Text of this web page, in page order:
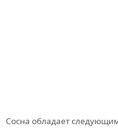
Сосна обладает